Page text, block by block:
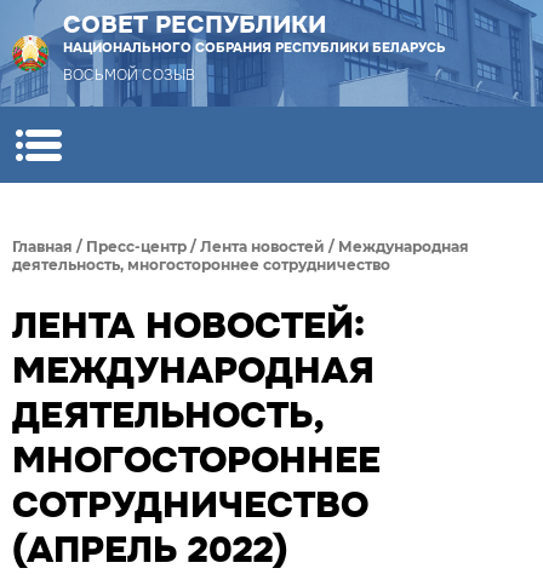
СОВЕТ РЕСПУБЛИКИ
НАЦИОНАЛЬНОГО СОБРАНИЯ РЕСПУБЛИКИ БЕЛАРУСЬ
ВОСЬМОЙ СОЗЫВ
Главная / Пресс-центр / Лента новостей / Международная
деятельность, многостороннее сотрудничество
ЛЕНТА НОВОСТЕЙ:
МЕЖДУНАРОДНАЯ
ДЕЯТЕЛЬНОСТЬ,
МНОГОСТОРОННЕЕ
СОТРУДНИЧЕСТВО
(АПРЕЛЬ 2022)